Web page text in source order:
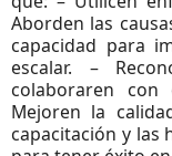
Aborden las
capacidad para
escalar. –
colaboraren
Mejoren la
capacitación y las